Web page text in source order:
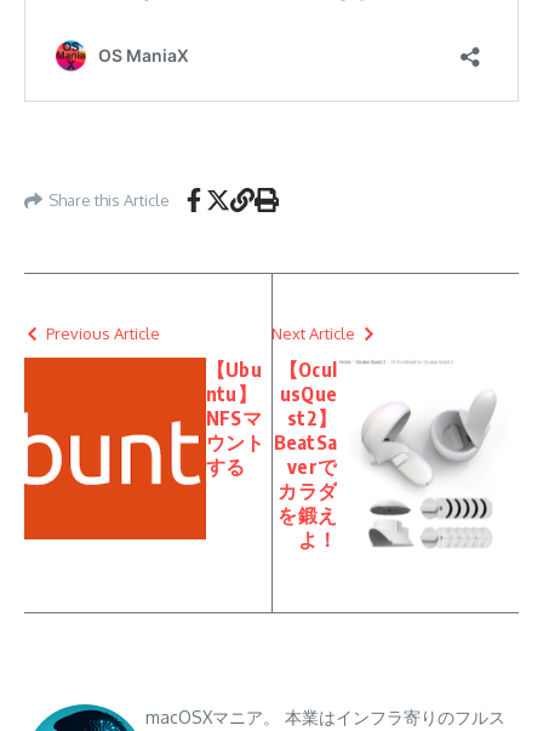
Share this Article
Previous Article
【Ubu
ntu】
NFSマ
ウント
する
Next Article
【Ocul
usQue
st2】
BeatSa
verで
カラダ
を鍛え
よ！
macOSXマニア。 本業はインフラ寄りのフルス